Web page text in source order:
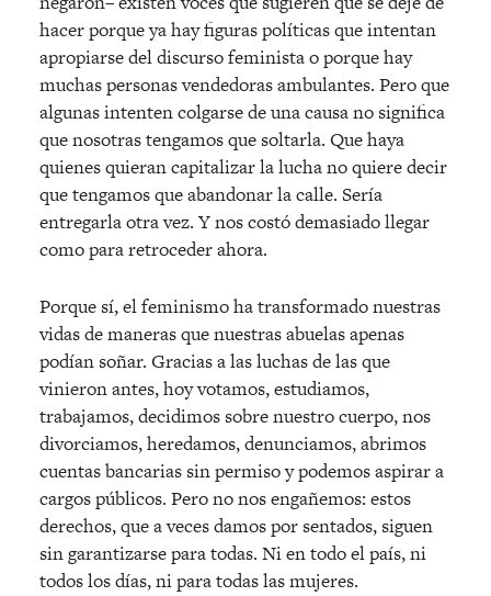
hacer porque ya hay figuras políticas que intentan
apropiarse del discurso feminista o porque hay
muchas personas vendedoras ambulantes. Pero que
algunas intenten colgarse de una causa no significa
que nosotras tengamos que soltarla. Que haya
quienes quieran capitalizar la lucha no quiere decir
que tengamos que abandonar la calle. Sería
entregarla otra vez. Y nos costó demasiado llegar
como para retroceder ahora.
Porque sí, el feminismo ha transformado nuestras
vidas de maneras que nuestras abuelas apenas
podían soñar. Gracias a las luchas de las que
vinieron antes, hoy votamos, estudiamos,
trabajamos, decidimos sobre nuestro cuerpo, nos
divorciamos, heredamos, denunciamos, abrimos
cuentas bancarias sin permiso y podemos aspirar a
cargos públicos. Pero no nos engañemos: estos
derechos, que a veces damos por sentados, siguen
sin garantizarse para todas. Ni en todo el país, ni
todos los días, ni para todas las mujeres.